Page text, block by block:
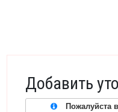
Добавить
Пожалуйста